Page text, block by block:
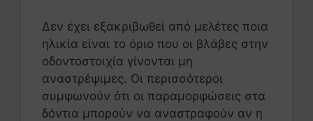
Δεν έχει εξακριβωθεί από μελέτες ποια
ηλικία είναι το όριο που οι βλάβες στην
οδοντοστοιχία γίνονται μη
αναστρέψιμες. Οι περισσότεροι
συμφωνούν ότι οι παραμορφώσεις στα
δόντια μπορούν να αναστραφούν αν η